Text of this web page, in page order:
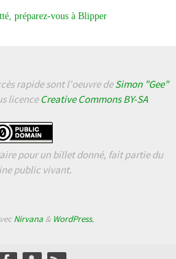
préparez-vous à Blipper
rapide sont l'oeuvre deSimon "Gee"
licenceCreative Commons BY-SA
pour un billet donné, fait partie du
public vivant.
Nirvana & WordPress.